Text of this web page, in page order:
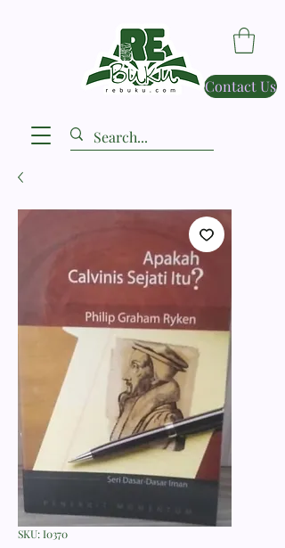
Contact Us
SKU: I0370